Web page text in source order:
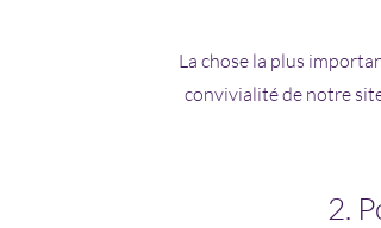
La chose la plus
convivialité de notre
2.